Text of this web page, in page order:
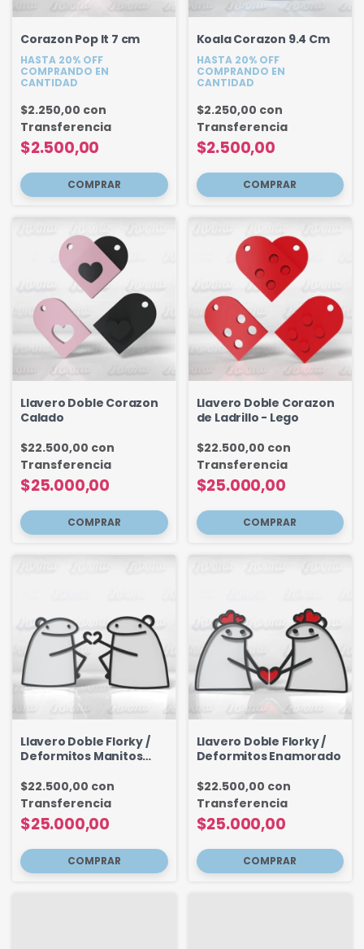
Corazon Pop It 7 cm
HASTA 20% OFF
COMPRANDO EN
CANTIDAD
$2.500,00
$2.250,00 con
Transferencia
Koala Corazon 9.4 Cm
HASTA 20% OFF
COMPRANDO EN
CANTIDAD
$2.500,00
$2.250,00 con
Transferencia
Llavero Doble Corazon
Calado
$25.000,00
$22.500,00 con
Transferencia
Llavero Doble Corazon
de Ladrillo - Lego
$25.000,00
$22.500,00 con
Transferencia
Llavero Doble Florky /
Deformitos Manitos
$25.000,00
$22.500,00 con
Transferencia
Llavero Doble Florky /
Deformitos Enamorado
$25.000,00
$22.500,00 con
Transferencia